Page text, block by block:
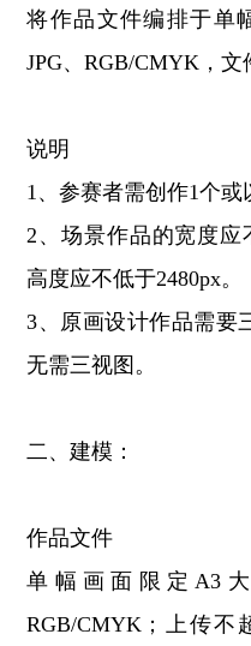
将作品文件编排于单
JPG、RGB/CMYK，文
说明
1、参赛者需创作1个或
2、场景作品的宽度应
高度应不低于2480px。
3、原画设计作品需要
无需三视图。
二、建模：
作品文件
单幅画面限定A3大
RGB/CMYK；上传